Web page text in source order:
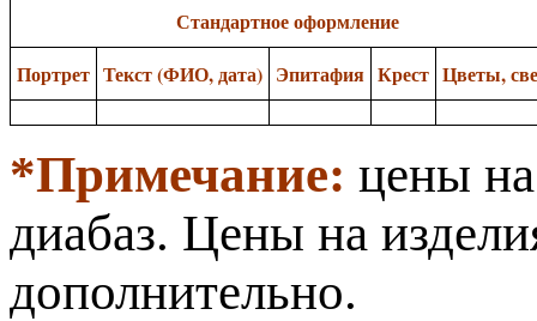
Стандартное оформление
Портрет Текст (ФИО, дата) Эпитафия Крест Цветы,
*Примечание: цены
диабаз. Цены на
дополнительно.